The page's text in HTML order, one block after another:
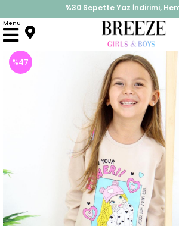
%30 Sepette Yaz İndirimi,
İndirimlere ek %10 İndirimi Kap,
Menu
Anasayfa Takımlar Tayt Takımı
%47